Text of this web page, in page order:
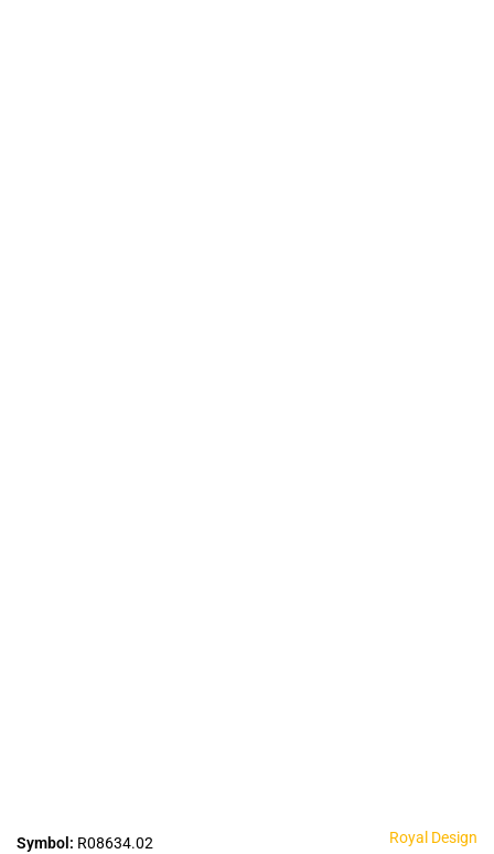
Symbol: R08634.02 Royal Design